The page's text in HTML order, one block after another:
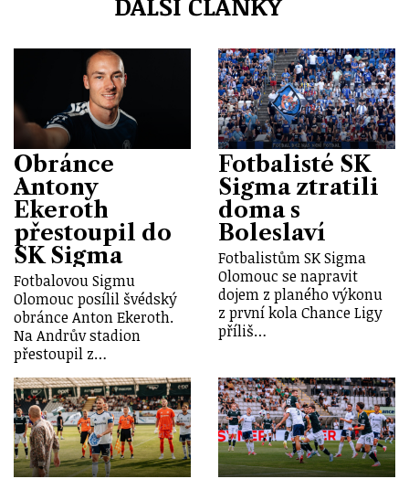
Obránce
Antony
Ekeroth
přestoupil do
SK Sigma
Fotbalovou Sigmu
Olomouc posílil švédský
obránce Anton Ekeroth.
Na Andrův stadion
přestoupil z…
Fotbalisté SK
Sigma ztratili
doma s
Boleslaví
Fotbalistům SK Sigma
Olomouc se napravit
dojem z planého výkonu
z první kola Chance Ligy
příliš…